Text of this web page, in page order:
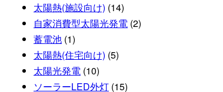
太陽熱(施設向け) (14)
自家消費型太陽光発電 (2)
蓄電池 (1)
太陽熱(住宅向け) (5)
太陽光発電 (10)
ソーラーLED外灯 (15)